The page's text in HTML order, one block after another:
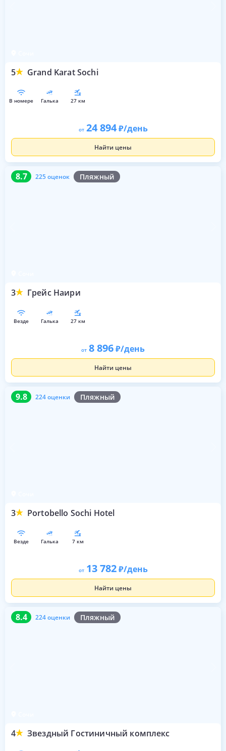
5 Grand Karat Sochi
в номере галька 27 км
от 24 894 /день
Найти цены
8.7 225 оценок Пляжный
3 Грейс Наири
8.7 225 оценок
везде галька 27 км
от 8 896 /день
Найти цены
9.8 224 оценки Пляжный
3 Portobello Sochi Hotel
9.8 224 оценки
везде галька 7 км
от 13 782 /день
Найти цены
8.4 224 оценки Пляжный
4 Звездный Гостиничный комплекс
8.4 224 оценки